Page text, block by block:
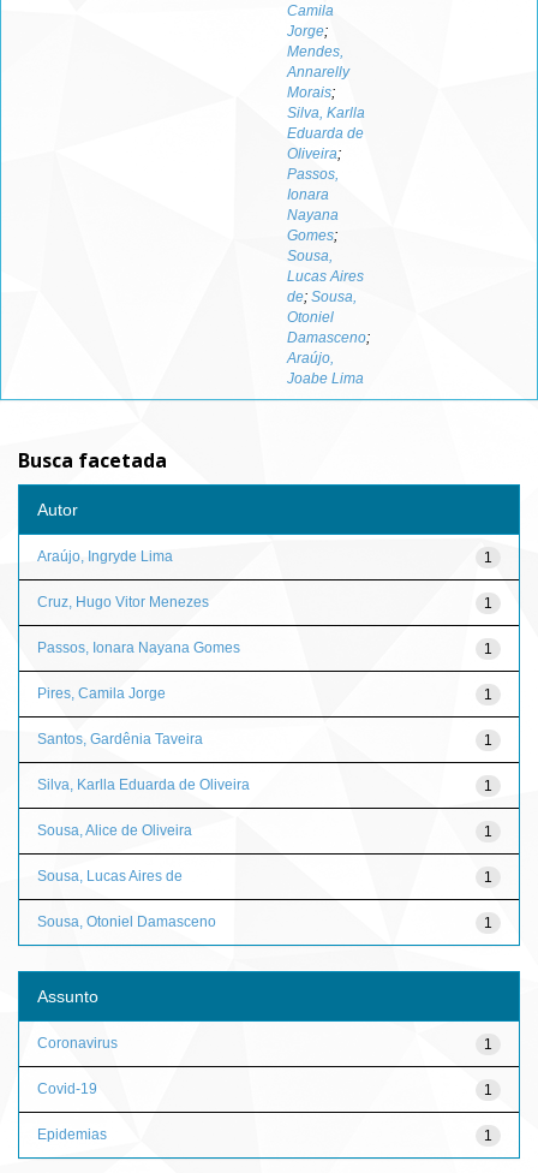
Camila
Jorge;
Mendes,
Annarelly
Morais;
Silva, Karlla
Eduarda de
Oliveira;
Passos,
Ionara
Nayana
Gomes;
Sousa,
Lucas Aires
de; Sousa,
Otoniel
Damasceno;
Araújo,
Joabe Lima
Busca facetada
Autor
1
Araújo, Ingryde Lima
1
Cruz, Hugo Vitor Menezes
1
Passos, Ionara Nayana Gomes
1
Pires, Camila Jorge
1
Santos, Gardênia Taveira
1
Silva, Karlla Eduarda de Oliveira
1
Sousa, Alice de Oliveira
1
Sousa, Lucas Aires de
1
Sousa, Otoniel Damasceno
Assunto
1
Coronavirus
1
Covid-19
1
Epidemias